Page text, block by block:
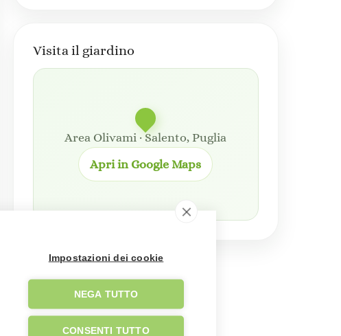
Visita il giardino
Area Olivami · Salento, Puglia
Apri in Google Maps
Impostazioni dei cookie
NEGA TUTTO
CONSENTI TUTTO